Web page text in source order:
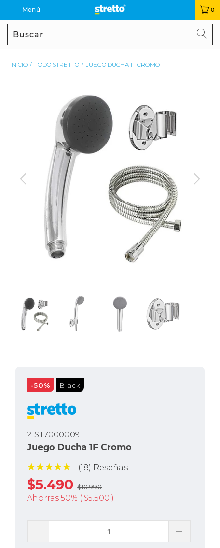
Menú 0
Buscar
INICIO / TODO STRETTO / JUEGO DUCHA 1F CROMO
-50% Black
21ST7000009
Juego Ducha 1F Cromo
(18) Reseñas
$5.490$10.990
Ahorras 50% ( $5.500)